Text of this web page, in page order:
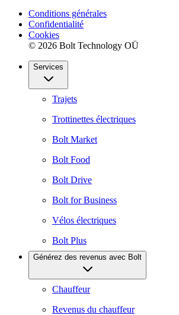
Conditions générales
Confidentialité
Cookies
© 2026 Bolt Technology OÜ
Services
Trajets
Trottinettes électriques
Bolt Market
Bolt Food
Bolt Drive
Bolt for Business
Vélos électriques
Bolt Plus
Générez des revenus avec Bolt
Chauffeur
Revenus du chauffeur